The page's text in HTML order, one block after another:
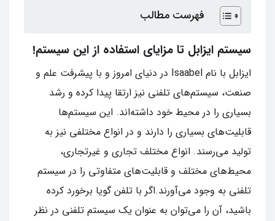
فهرست مطالب
سیستم ایزابل تا مزایای استفاده از این سیستم!
ایزابل با نام Isaabel در دنیای امروز و با پیشرفت علم و
صنعت، سیستم‌های تلفنی نیز ارتقا پیدا کرده و رشد
بسیاری را در محیط خود داشته‌اند. این سیستم‌ها
قابلیت‌های بسیاری را دارند و در انواع مختلفی نیز به
تولید می‌رسند. انواع مختلف تجاری و غیرتجاری،
محیط‌های مختلف و قابلیت‌های متفاوتی را در سیستم
تلفنی به وجود می‌آورند.اگر با تلفن گویا برخورد کرده
باشید، آن را می‌توان به عنوان یک سیستم تلفنی در نظر